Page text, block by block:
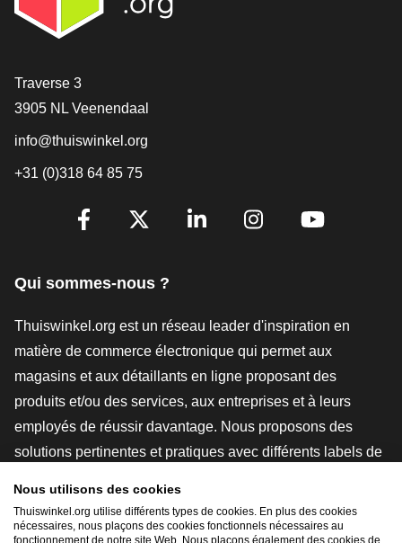
[_General:Contact]
Traverse 3
3905 NL Veenendaal
info@thuiswinkel.org
+31 (0)318 64 85 75
[_General:SocialMediaTitle]
Qui sommes-nous ?
Thuiswinkel.org est un réseau leader d'inspiration en
matière de commerce électronique qui permet aux
magasins et aux détaillants en ligne proposant des
produits et/ou des services, aux entreprises et à leurs
employés de réussir davantage. Nous proposons des
solutions pertinentes et pratiques avec différents labels de
études de marché, et nous disposons de notre propre
Nous utilisons des cookies
Thuiswinkel.org utilise différents types de cookies. En plus des cookies
nécessaires, nous plaçons des cookies fonctionnels nécessaires au
fonctionnement de notre site Web. Nous plaçons également des cookies de